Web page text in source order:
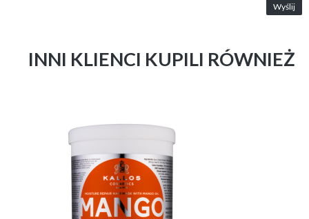
Wyślij
INNI KLIENCI KUPILI RÓWNIEŻ